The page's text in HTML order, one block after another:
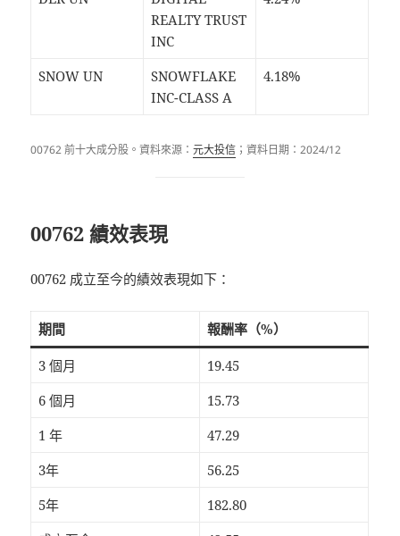
REALTY TRUST
INC
SNOW UN
SNOWFLAKE
INC-CLASS A
4.18%
00762 前十大成分股。資料來源：元大投信 ；資料日期：2024/12
00762 績效表現
00762 成立至今的績效表現如下：
期間 報酬率（%）
3 個月
19.45
6 個月
15.73
1 年
47.29
3年
56.25
5年
182.80